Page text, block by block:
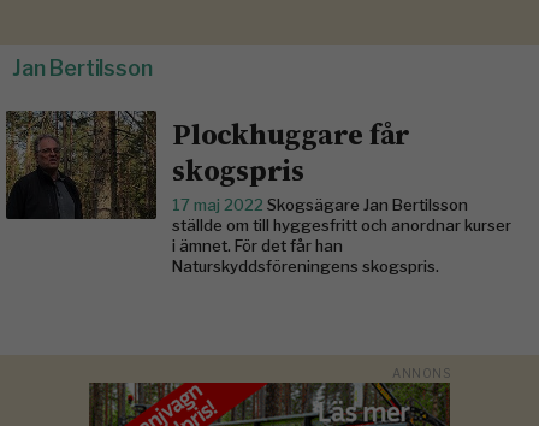
Jan Bertilsson
Plockhuggare får
skogspris
17 maj 2022 Skogsägare Jan Bertilsson
ställde om till hyggesfritt och anordnar kurser
i ämnet. För det får han
Naturskyddsföreningens skogspris.